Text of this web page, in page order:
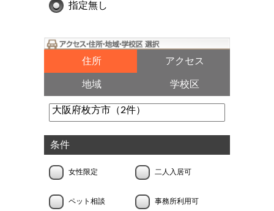
指定無し
住所 アクセス
地域 学校区
条件
女性限定 二人入居可
ペット相談 事務所利用可